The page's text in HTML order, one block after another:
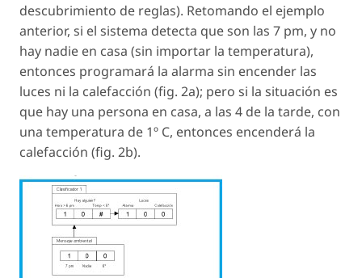
descubrimiento de reglas). Retomando el ejemplo
anterior, si el sistema detecta que son las 7 pm, y no
hay nadie en casa (sin importar la temperatura),
entonces programará la alarma sin encender las
luces ni la calefacción (fig. 2a); pero si la situación es
que hay una persona en casa, a las 4 de la tarde, con
una temperatura de 1º C, entonces encenderá la
calefacción (fig. 2b).